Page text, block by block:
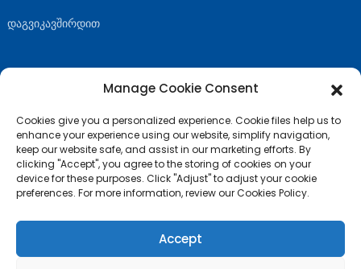
დაგვიკავშირდით
Manage Cookie Consent
Cookies give you a personalized experience. Cookie files help us to
enhance your experience using our website, simplify navigation,
keep our website safe, and assist in our marketing efforts. By
clicking "Accept", you agree to the storing of cookies on your
device for these purposes. Click "Adjust" to adjust your cookie
preferences. For more information, review our Cookies Policy.
Accept